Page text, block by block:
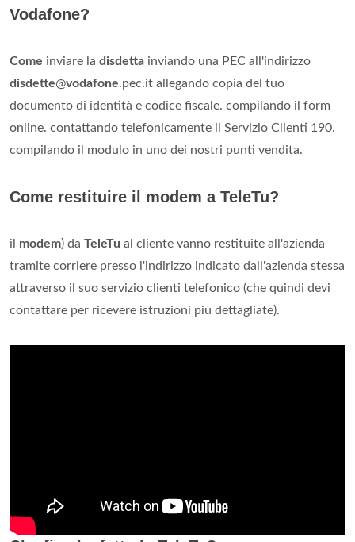
Vodafone?
Come inviare la disdetta inviando una PEC all'indirizzo
disdette@vodafone.pec.it allegando copia del tuo
documento di identità e codice fiscale. compilando il form
online. contattando telefonicamente il Servizio Clienti 190.
compilando il modulo in uno dei nostri punti vendita.
Come restituire il modem a TeleTu?
il modem) da TeleTu al cliente vanno restituite all'azienda
tramite corriere presso l'indirizzo indicato dall'azienda stessa
attraverso il suo servizio clienti telefonico (che quindi devi
contattare per ricevere istruzioni più dettagliate).